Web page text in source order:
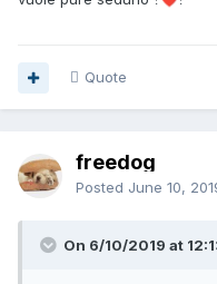
Quote
freedog
Posted June 10,
On 6/10/2019 at